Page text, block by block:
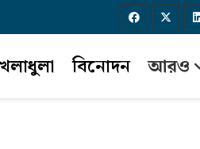
বিনোদন আরও